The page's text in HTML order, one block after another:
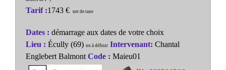
Tarif :1743 € net de taxe
Dates : démarrage aux dates de votre choix
Lieu : Écully (69) ou à définir Intervenant: Chantal
Englebert Balmont Code : Maieu01